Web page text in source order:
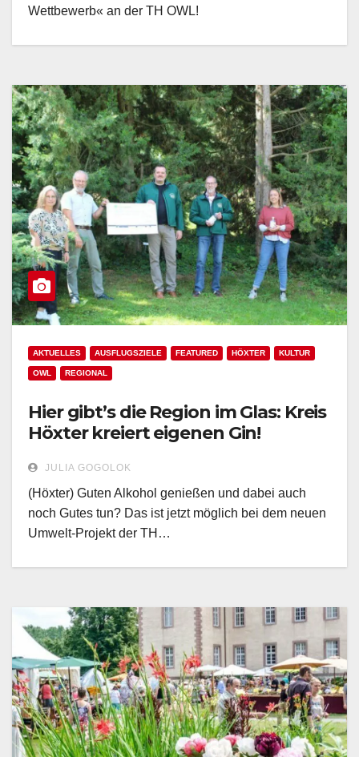
Wettbewerb« an der TH OWL!
AKTUELLES AUSFLUGSZIELE FEATURED HÖXTER KULTUR
OWL REGIONAL
Hier gibt’s die Region im Glas: Kreis
Höxter kreiert eigenen Gin!
JULIA GOGOLOK
(Höxter) Guten Alkohol genießen und dabei auch
noch Gutes tun? Das ist jetzt möglich bei dem neuen
Umwelt-Projekt der TH…